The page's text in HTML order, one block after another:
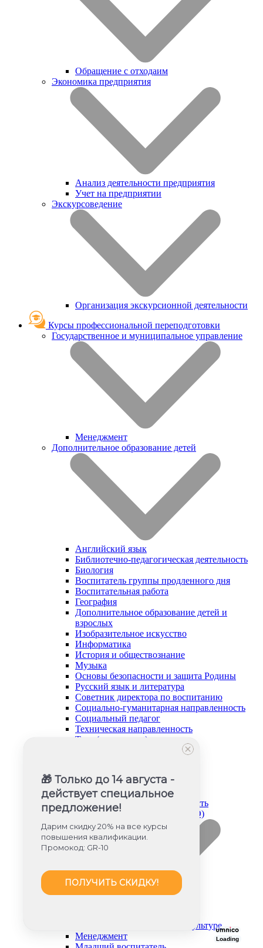
Обращение с отходаим
Экономика предприятия
Анализ деятельности предприятия
Учет на предприятии
Экскурсоведение
Организация экскурсионной деятельности
Курсы профессиональной переподготовки
Государственное и муниципальное управление
Менеджмент
Дополнительное образование детей
Английский язык
Библиотечно-педагогическая деятельность
Биология
Воспитатель группы продленного дня
Воспитательная работа
География
Дополнительное образование детей и
взрослых
Изобразительное искусство
Информатика
История и обществознание
Музыка
Основы безопасности и защита Родины
Русский язык и литература
Советник директора по воспитанию
Социально-гуманитарная направленность
Социальный педагог
Техническая направленность
Труд (технология)
Физическое воспитание
Химия
Художественная направленность
Дошкольное образование (ФГОС ДО)
Инструктор по физической культуре
Менеджмент
Loading
🎁 Только до 14 августа -
действует специальное
предложение!
Дарим скидку 20% на все курсы
повышения квалификации.
Промокод: GR-10
ПОЛУЧИТЬ СКИДКУ!